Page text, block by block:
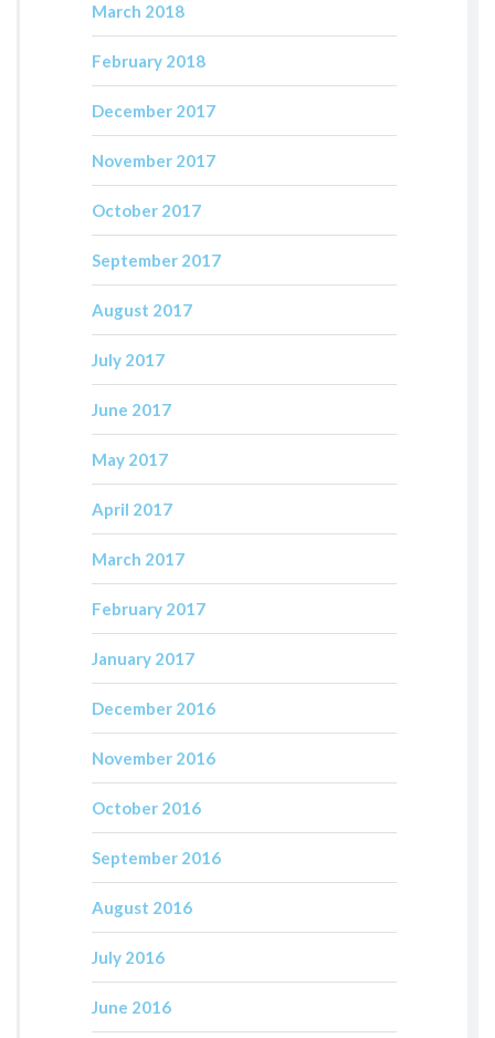
March 2018
February 2018
December 2017
November 2017
October 2017
September 2017
August 2017
July 2017
June 2017
May 2017
April 2017
March 2017
February 2017
January 2017
December 2016
November 2016
October 2016
September 2016
August 2016
July 2016
June 2016